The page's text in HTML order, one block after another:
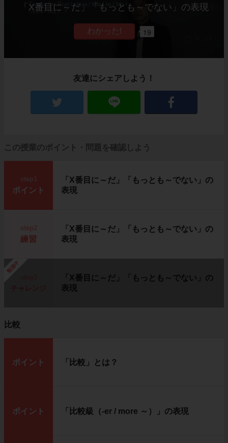
「X番目に～だ」「もっとも～でない」の表現
19
友達にシェアしよう！
この授業のポイント・問題を確認しよう
ポイント
「X番目に～だ」「もっとも～でない」の
表現
練習
「X番目に～だ」「もっとも～でない」の
表現
勉強中
「X番目に～だ」「もっとも～でない」の
表現
比較
ポイント 「比較」とは？
ポイント 「比較級（-er / more ～）」の表現